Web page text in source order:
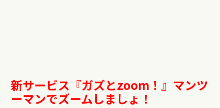
新サービス『ガズとzoom ！』マンツ
ーマンでズームしましょ！